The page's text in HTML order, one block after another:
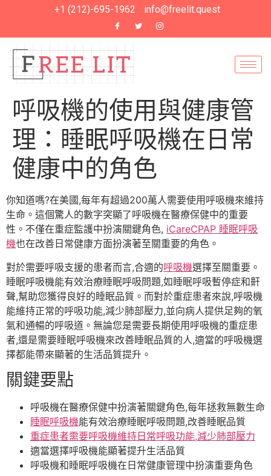
+1 (212)-695-1962 info@freelit.quest
呼吸機的使用與健康管
理：睡眠呼吸機在日常
健康中的角色
你知道嗎?在美國,每年有超過200萬人需要使用呼吸機來維持
生命。這個驚人的數字突顯了呼吸機在醫療保健中的重要
性。不僅在重症監護中扮演關鍵角色, iCareCPAP 睡眠呼吸
機也在改善日常健康方面扮演著至關重要的角色。
對於需要呼吸支援的患者而言,合適的呼吸機選擇至關重要。
睡眠呼吸機能有效治療睡眠呼吸問題,如睡眠呼吸暫停症和鼾
聲,幫助您獲得良好的睡眠品質。而對於重症患者來說,呼吸機
能維持正常的呼吸功能,減少肺部壓力,並向病人提供足夠的氧
氣和通暢的呼吸道。無論您是需要長期使用呼吸機的重症患
者,還是需要睡眠呼吸機來改善睡眠品質的人,適當的呼吸機選
擇都能帶來顯著的生活品質提升。
關鍵要點
呼吸機在醫療保健中扮演著關鍵角色,每年拯救無數生命
睡眠呼吸機能有效治療睡眠呼吸問題,改善睡眠品質
重症患者需要呼吸機維持日常呼吸功能,減少肺部壓力
適當選擇呼吸機能顯著提升生活品質
呼吸機和睡眠呼吸機在日常健康管理中扮演重要角色